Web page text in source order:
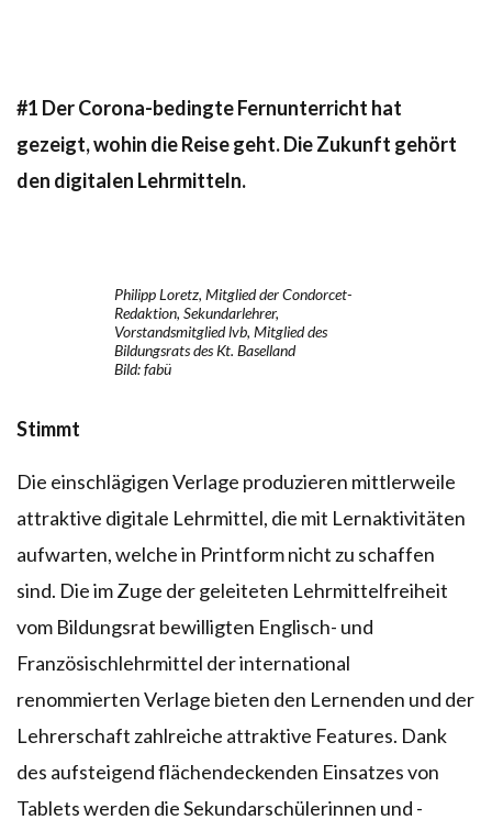
#1 Der Corona-bedingte Fernunterricht hat
gezeigt, wohin die Reise geht. Die Zukunft gehört
den digitalen Lehrmitteln.
Philipp Loretz, Mitglied der Condorcet-
Redaktion, Sekundarlehrer,
Vorstandsmitglied lvb, Mitglied des
Bildungsrats des Kt. Baselland
Bild: fabü
Stimmt
Die einschlägigen Verlage produzieren mittlerweile
attraktive digitale Lehrmittel, die mit Lernaktivitäten
aufwarten, welche in Printform nicht zu schaffen
sind. Die im Zuge der geleiteten Lehrmittelfreiheit
vom Bildungsrat bewilligten Englisch- und
Französischlehrmittel der international
renommierten Verlage bieten den Lernenden und der
Lehrerschaft zahlreiche attraktive Features. Dank
des aufsteigend flächendeckenden Einsatzes von
Tablets werden die Sekundarschülerinnen und -